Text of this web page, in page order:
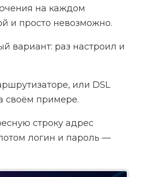
на каждом
и просто невозможно.
вариант: раз настроил и
или DSL
своём примере.
строку адрес
логин и пароль —